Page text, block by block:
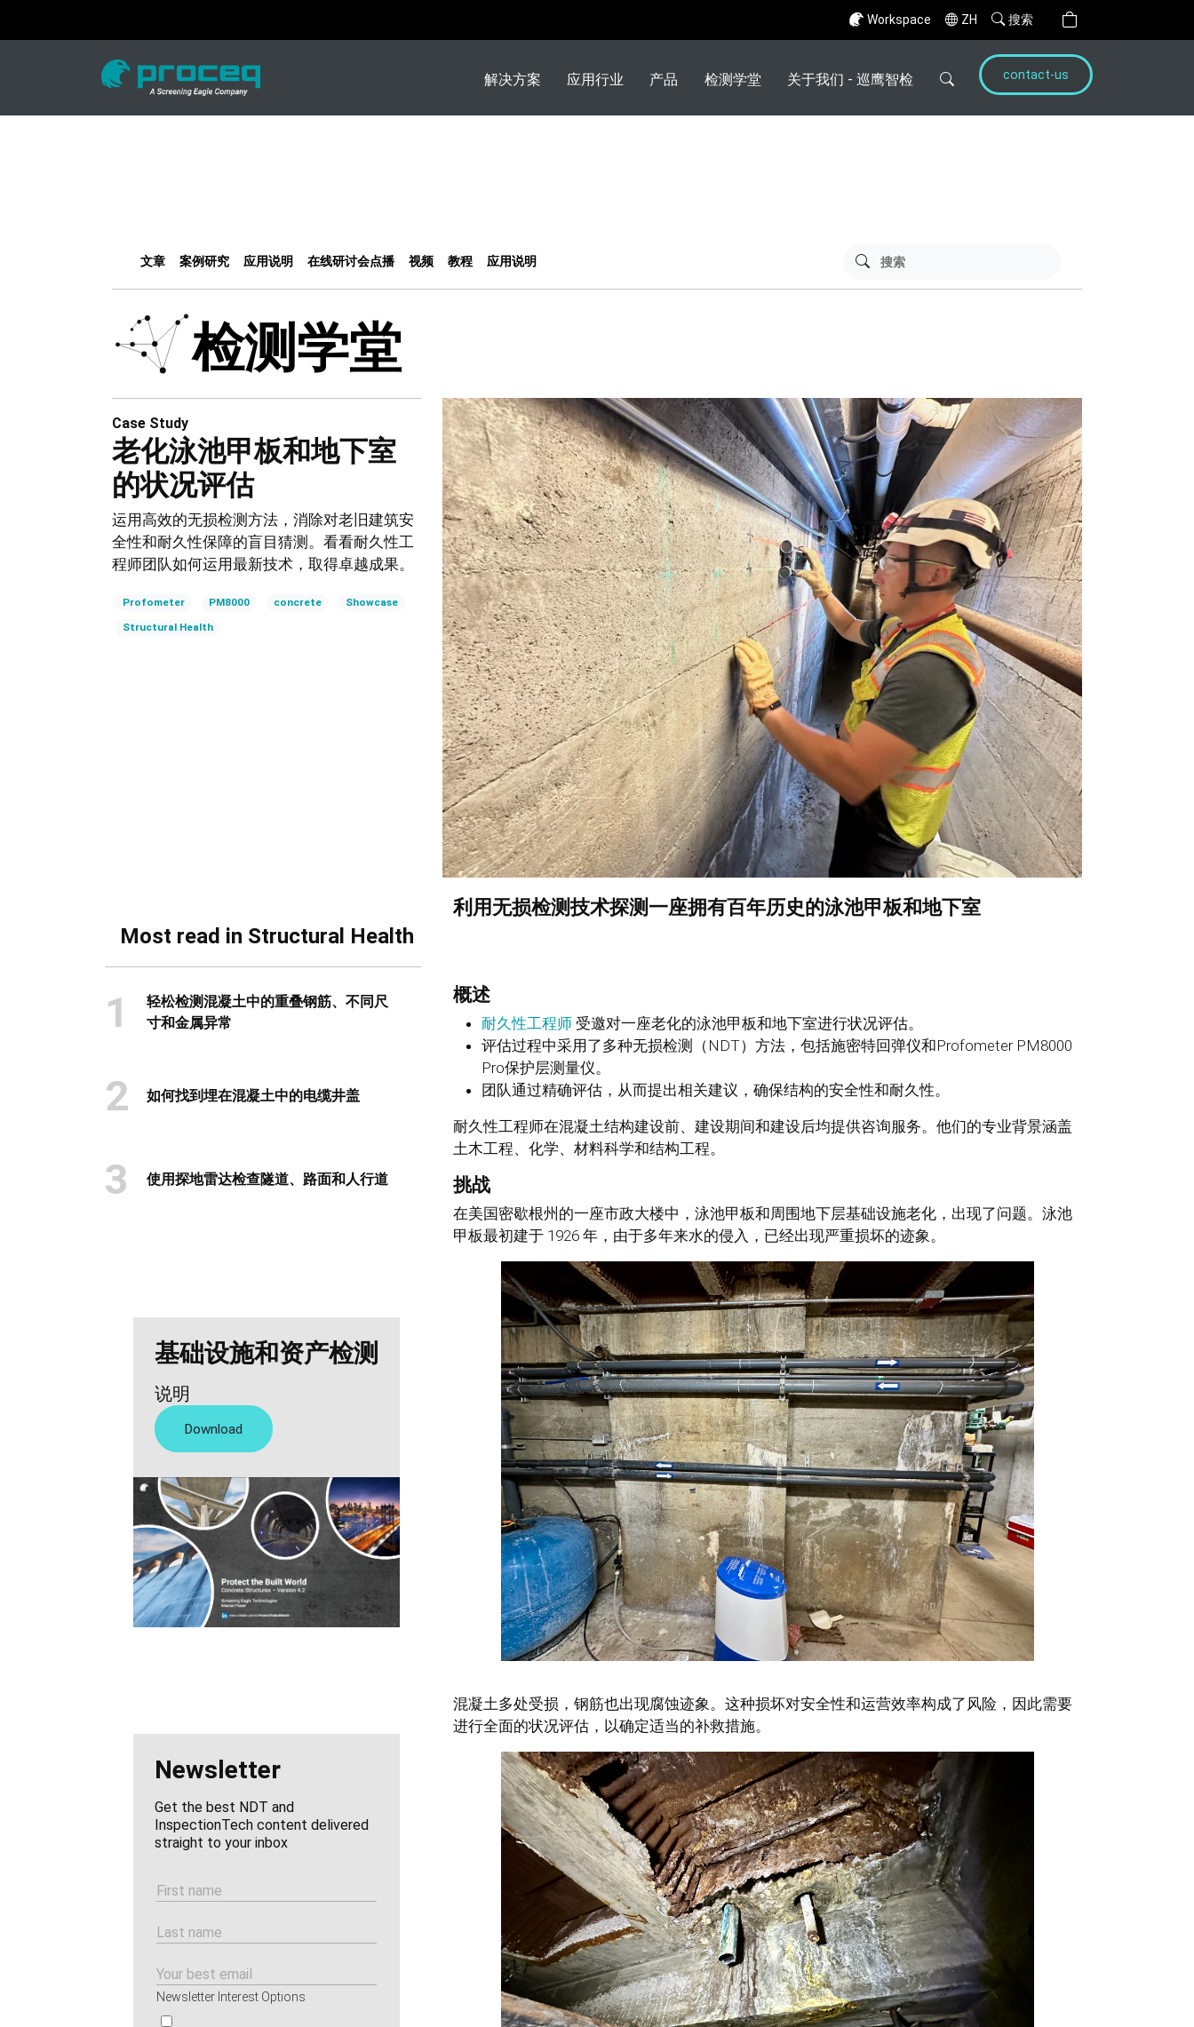
Workspace ZH 搜索
解决方案 应用行业 产品 检测学堂 关于我们 - 巡鹰智检 contact-us
文章 案例研究 应用说明 在线研讨会点播 视频 教程 应用说明
检测学堂
Case Study
老化泳池甲板和地下室
的状况评估
运用高效的无损检测方法，消除对老旧建筑安
全性和耐久性保障的盲目猜测。看看耐久性工
程师团队如何运用最新技术，取得卓越成果。
Profometer PM8000 concrete Showcase
Structural Health
Most read in Structural Health
1
轻松检测混凝土中的重叠钢筋、不同尺
寸和金属异常
2 如何找到埋在混凝土中的电缆井盖
3 使用探地雷达检查隧道、路面和人行道
基础设施和资产检测
说明
Download
Newsletter
Get the best NDT and
InspectionTech content delivered
straight to your inbox
Newsletter Interest Options
利用无损检测技术探测一座拥有百年历史的泳池甲板和地下室
概述
耐久性工程师 受邀对一座老化的泳池甲板和地下室进行状况评估。
评估过程中采用了多种无损检测（NDT）方法，包括施密特回弹仪和Profometer PM8000
Pro保护层测量仪。
团队通过精确评估，从而提出相关建议，确保结构的安全性和耐久性。
耐久性工程师在混凝土结构建设前、建设期间和建设后均提供咨询服务。他们的专业背景涵盖
土木工程、化学、材料科学和结构工程。
挑战
在美国密歇根州的一座市政大楼中，泳池甲板和周围地下层基础设施老化，出现了问题。泳池
甲板最初建于 1926 年，由于多年来水的侵入，已经出现严重损坏的迹象。
混凝土多处受损，钢筋也出现腐蚀迹象。这种损坏对安全性和运营效率构成了风险，因此需要
进行全面的状况评估，以确定适当的补救措施。